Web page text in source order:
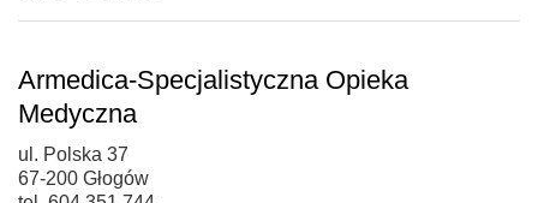
Armedica-Specjalistyczna Opieka
Medyczna
ul. Polska 37
67-200 Głogów